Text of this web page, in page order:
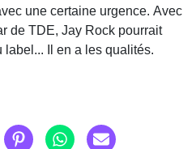
une certaine urgence. Avec
de TDE, Jay Rock pourrait
Il en a les qualités.